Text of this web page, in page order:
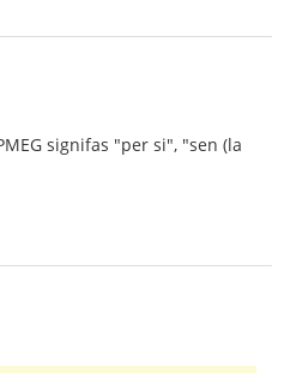
signifas "per si", "sen (la